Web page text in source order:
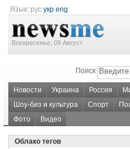
Язык: рус укр eng
Воскресенье, 09 Август
Поиск
Новости Украина Россия
Шоу-биз и культура
Спорт
Фото
Видео
Облако тегов